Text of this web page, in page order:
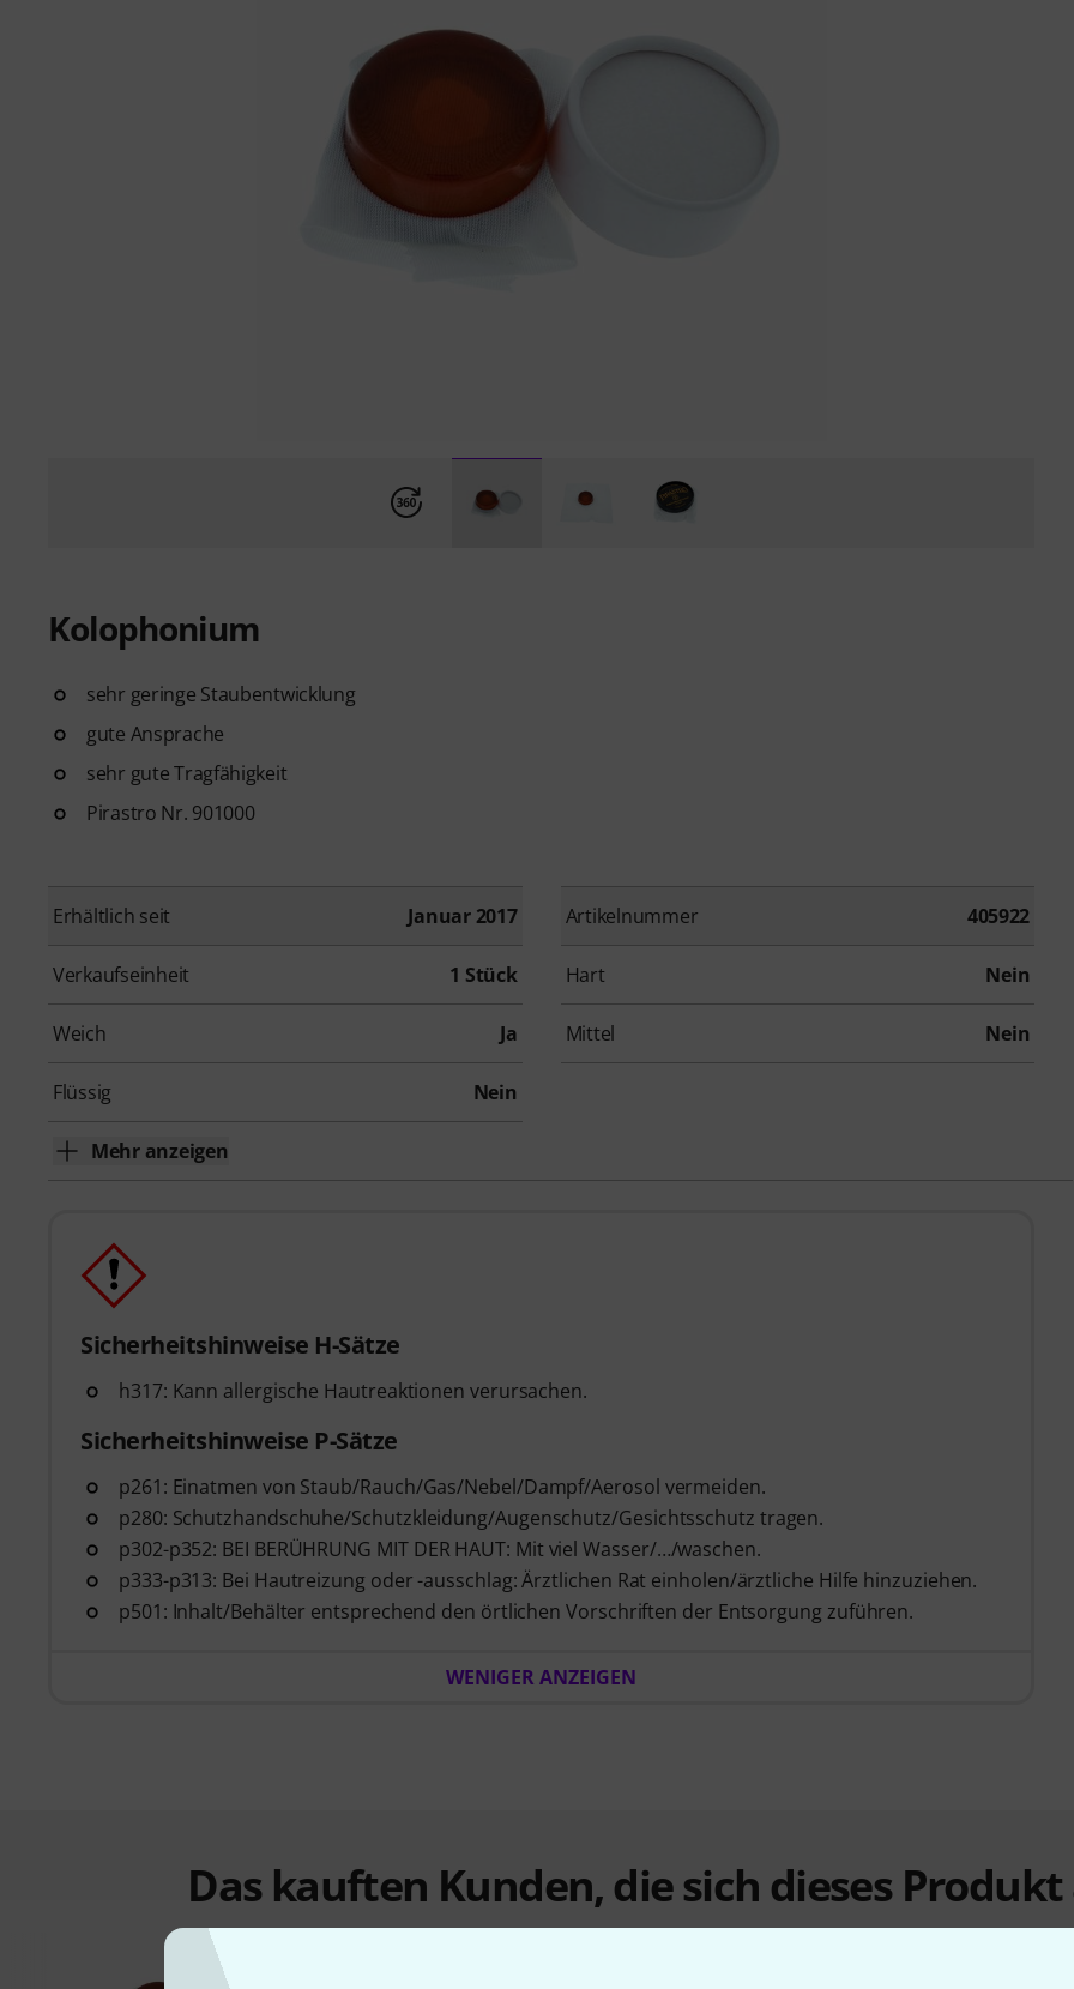
Kolophonium
sehr geringe Staubentwicklung
gute Ansprache
sehr gute Tragfähigkeit
Pirastro Nr. 901000
Erhältlich seit Januar 2017 Artikelnummer 405922
Verkaufseinheit 1 Stück Hart Nein
Weich Ja Mittel Nein
Flüssig Nein
Mehr anzeigen
Sicherheitshinweise H-Sätze
h317: Kann allergische Hautreaktionen verursachen.
Sicherheitshinweise P-Sätze
p261: Einatmen von Staub/Rauch/Gas/Nebel/Dampf/Aerosol vermeiden.
p280: Schutzhandschuhe/Schutzkleidung/Augenschutz/Gesichtsschutz tragen.
p302-p352: BEI BERÜHRUNG MIT DER HAUT: Mit viel Wasser/…/waschen.
p333-p313: Bei Hautreizung oder -ausschlag: Ärztlichen Rat einholen/ärztliche Hilfe hinzuziehen.
p501: Inhalt/Behälter entsprechend den örtlichen Vorschriften der Entsorgung zuführen.
WENIGER ANZEIGEN
Das kauften Kunden, die sich dieses